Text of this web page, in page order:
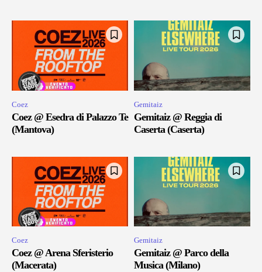
Coez
Coez @ Esedra di Palazzo Te
(Mantova)
Gemitaiz
Gemitaiz @ Reggia di
Caserta (Caserta)
Coez
Coez @ Arena Sferisterio
(Macerata)
Gemitaiz
Gemitaiz @ Parco della
Musica (Milano)